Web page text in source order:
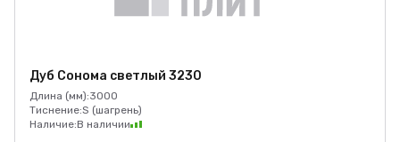
Дуб Сонома светлый 3230
Длина (мм):3000
Тиснение:S (шагрень)
Наличие:В наличии